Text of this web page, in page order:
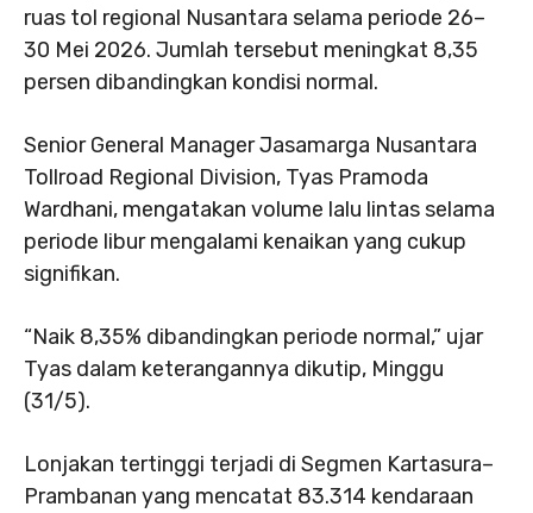
ruas tol regional Nusantara selama periode 26–
30 Mei 2026. Jumlah tersebut meningkat 8,35
persen dibandingkan kondisi normal.
Senior General Manager Jasamarga Nusantara
Tollroad Regional Division, Tyas Pramoda
Wardhani, mengatakan volume lalu lintas selama
periode libur mengalami kenaikan yang cukup
signifikan.
“Naik 8,35% dibandingkan periode normal,” ujar
Tyas dalam keterangannya dikutip, Minggu
(31/5).
Lonjakan tertinggi terjadi di Segmen Kartasura–
Prambanan yang mencatat 83.314 kendaraan